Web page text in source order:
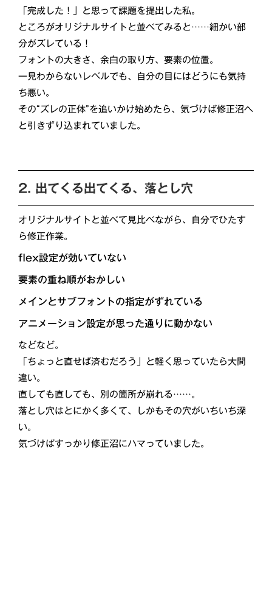
「完成した！」と思って課題を提出した私。
ところがオリジナルサイトと並べてみると……細かい部
分がズレている！
フォントの大きさ、余白の取り方、要素の位置。
一見わからないレベルでも、自分の目にはどうにも気持
ち悪い。
その“ズレの正体”を追いかけ始めたら、気づけば修正沼へ
と引きずり込まれていました。
2. 出てくる出てくる、落とし穴
オリジナルサイトと並べて見比べながら、自分でひたす
ら修正作業。
flex設定が効いていない
要素の重ね順がおかしい
メインとサブフォントの指定がずれている
アニメーション設定が思った通りに動かない
などなど。
「ちょっと直せば済むだろう」と軽く思っていたら大間
違い。
直しても直しても、別の箇所が崩れる……。
落とし穴はとにかく多くて、しかもその穴がいちいち深
い。
気づけばすっかり修正沼にハマっていました。